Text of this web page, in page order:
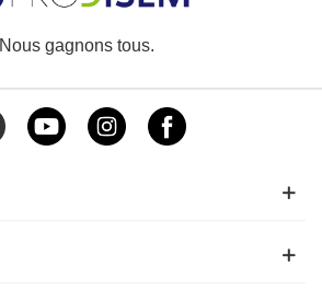
Nous gagnons tous.